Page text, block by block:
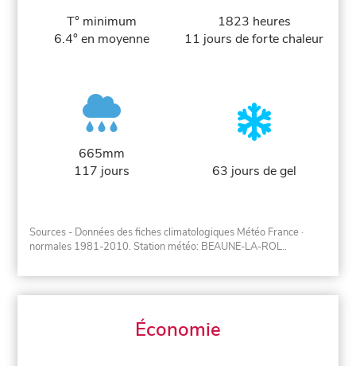
T° minimum
6.4° en moyenne
1823 heures
11 jours de forte chaleur
665mm
117 jours
63 jours de gel
Sources - Données des fiches climatologiques Météo France ·
normales 1981-2010. Station météo: BEAUNE-LA-ROL..
Économie